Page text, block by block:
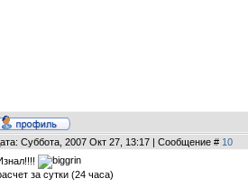
Суббота, 2007 Окт 27, 13:17 | Сообщение # 10
за сутки (24 часа)